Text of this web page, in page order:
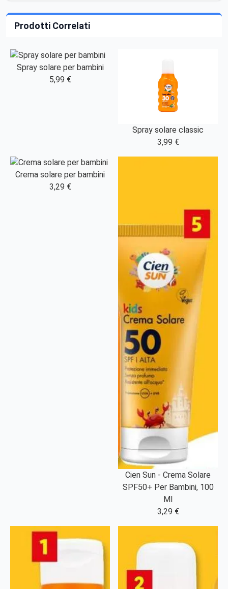
Prodotti Correlati
Spray solare per bambini
5,99 €
Spray solare classic
3,99 €
Crema solare per bambini
3,29 €
Cien Sun - Crema Solare
SPF50+ Per Bambini, 100
Ml
3,29 €